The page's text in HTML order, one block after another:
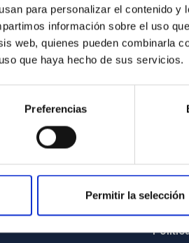
para personalizar el contenido
información sobre el uso
web, quienes pueden combinarla
que haya hecho de sus servicios.
Preferencias
Permitir la selección
el personal del IAC. Crédito: Inés
PORTAL